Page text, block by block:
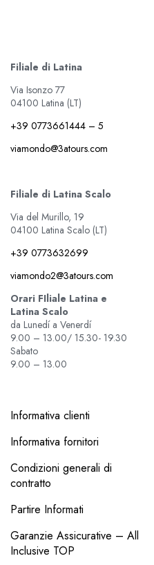
Filiale di Latina
Via Isonzo 77
04100 Latina (LT)
+39 0773661444 – 5
viamondo@3atours.com
Filiale di Latina Scalo
Via del Murillo, 19
04100 Latina Scalo (LT)
+39 0773632699
viamondo2@3atours.com
Orari FIliale Latina e
Latina Scalo
da Lunedí a Venerdí
9.00 – 13.00/ 15.30- 19.30
Sabato
9.00 – 13.00
Informativa clienti
Informativa fornitori
Condizioni generali di
contratto
Partire Informati
Garanzie Assicurative – All
Inclusive TOP